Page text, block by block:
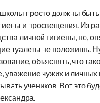
школы просто должны
и просвещения. Из
личной гигиены, но,
туалеты не положишь.
объяснять, что
уважение чужих и личных
учеников. Вот это